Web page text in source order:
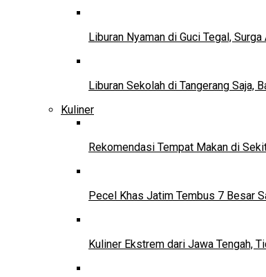
Liburan Nyaman di Guci Tegal,
Liburan Sekolah di Tangerang Saja,
Kuliner
Rekomendasi Tempat Makan di
Pecel Khas Jatim Tembus 7 Besar
Kuliner Ekstrem dari Jawa Tengah,